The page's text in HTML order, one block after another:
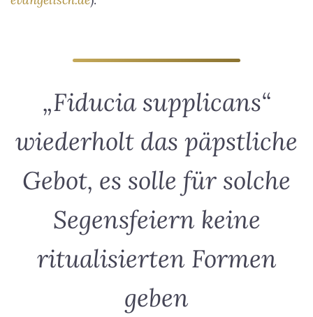
„Fiducia supplicans“
wiederholt das päpstliche
Gebot, es solle für solche
Segensfeiern keine
ritualisierten Formen
geben